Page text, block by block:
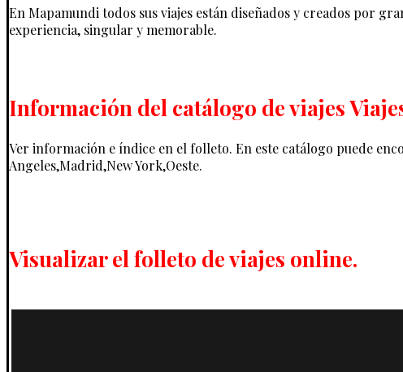
En Mapamundi todos sus viajes están diseñados y creados por
experiencia, singular y memorable.
Información del catálogo de viajes
Ver información e índice en el folleto. En este catálogo puede
Angeles,Madrid,New York,Oeste.
Visualizar el folleto de viajes online.